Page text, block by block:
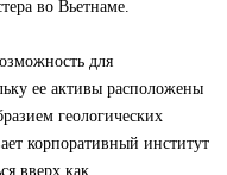
во Вьетнаме.
для
ее активы расположены
геологических
корпоративный институт
вверх как